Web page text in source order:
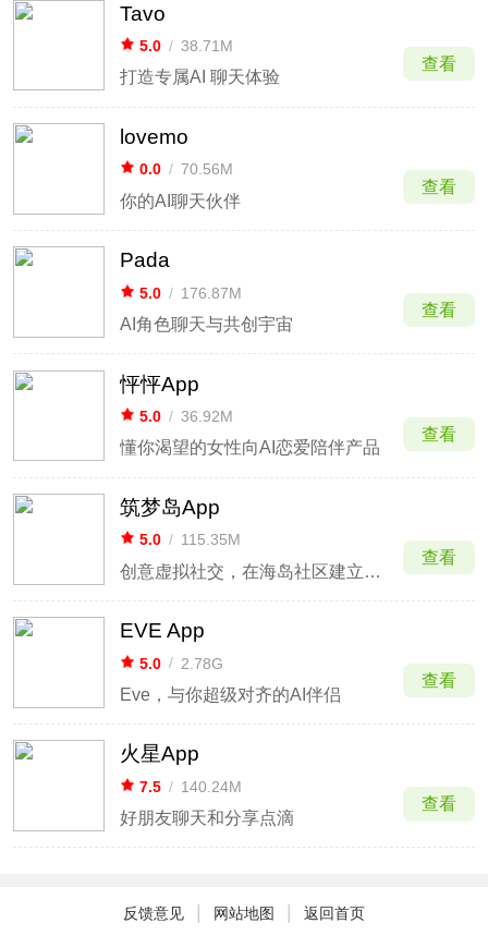
Tavo
5.0 / 38.71M
打造专属AI 聊天体验
查看
lovemo
0.0 / 70.56M
你的AI聊天伙伴
查看
Pada
5.0 / 176.87M
AI角色聊天与共创宇宙
查看
怦怦App
5.0 / 36.92M
懂你渴望的女性向AI恋爱陪伴产品
查看
筑梦岛App
5.0 / 115.35M
创意虚拟社交，在海岛社区建立个性小世界。
查看
EVE App
5.0 / 2.78G
Eve，与你超级对齐的AI伴侣
查看
火星App
7.5 / 140.24M
好朋友聊天和分享点滴
查看
反馈意见 网站地图 返回首页